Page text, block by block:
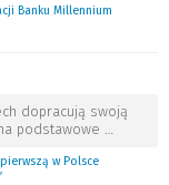
Banku Millennium
dopracują swoją
podstawowe …
w Polsce